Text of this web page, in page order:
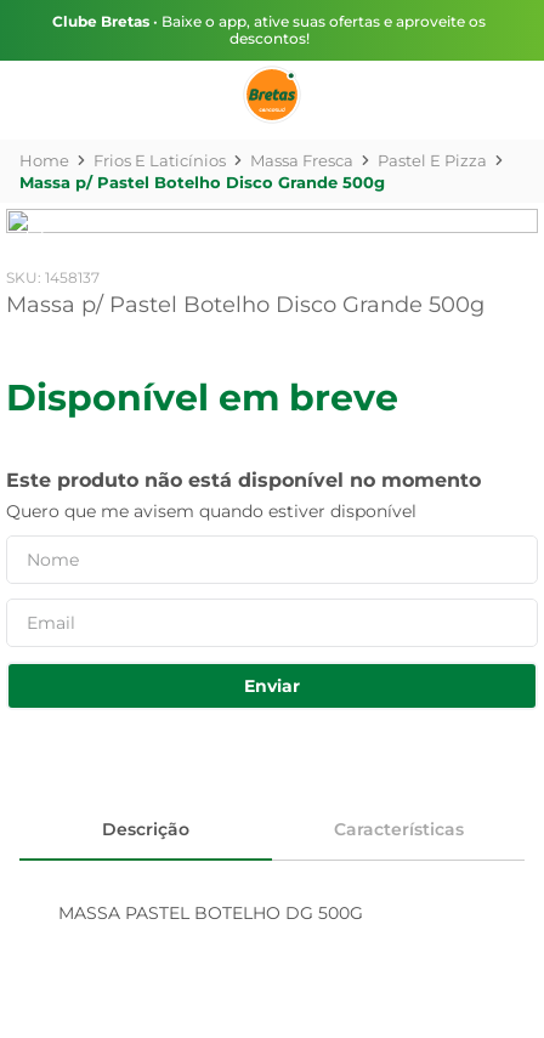
Clube Bretas • Baixe o app, ative suas ofertas e aproveite os
descontos!
Frios E Laticínios Massa Fresca
Pastel E Pizza
Massa p/ Pastel Botelho Disco Grande 500g
: 1458137
Massa p/ Pastel Botelho Disco Grande 500g
Disponível em breve
Este produto não está disponível no momento
Quero que me avisem quando estiver disponível
Enviar
Descrição Características
MASSA PASTEL BOTELHO DG 500G